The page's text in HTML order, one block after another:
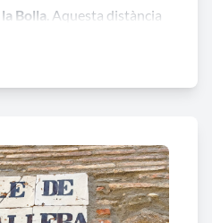
Bolla . Aquesta distància
la respiració lenta dels
de Flaçà es
XI, amb la primera
1017, en un context en